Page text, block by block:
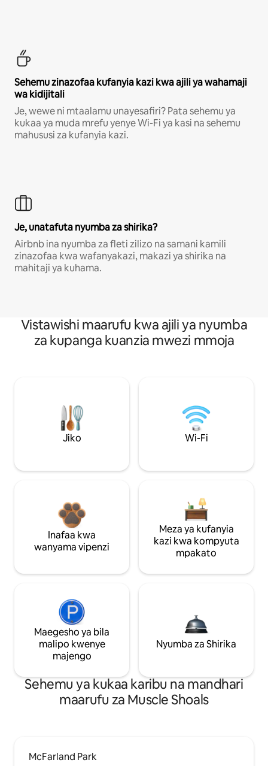
Sehemu zinazofaa kufanyia kazi kwa ajili ya wahamaji
wa kidijitali
Je, wewe ni mtaalamu unayesafiri? Pata sehemu ya
kukaa ya muda mrefu yenye Wi-Fi ya kasi na sehemu
mahususi za kufanyia kazi.
Je, unatafuta nyumba za shirika?
Airbnb ina nyumba za fleti zilizo na samani kamili
zinazofaa kwa wafanyakazi, makazi ya shirika na
mahitaji ya kuhama.
Vistawishi maarufu kwa ajili ya nyumba
za kupanga kuanzia mwezi mmoja
Jiko Wi-Fi
Inafaa kwa
wanyama vipenzi
Meza ya kufanyia
kazi kwa kompyuta
mpakato
Maegesho ya bila
malipo kwenye
majengo
Nyumba za Shirika
Sehemu ya kukaa karibu na mandhari
maarufu za Muscle Shoals
McFarland Park